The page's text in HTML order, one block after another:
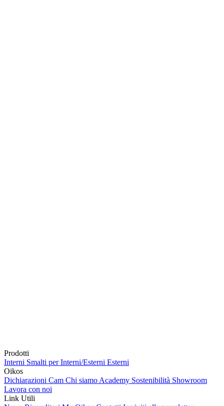
Prodotti
Interni Smalti per Interni/Esterni Esterni
Oikos
Dichiarazioni Cam Chi siamo Academy Sostenibilità Showroom
Lavora con noi
Link Utili